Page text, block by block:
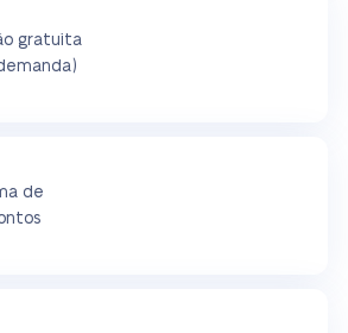
gratuita
de